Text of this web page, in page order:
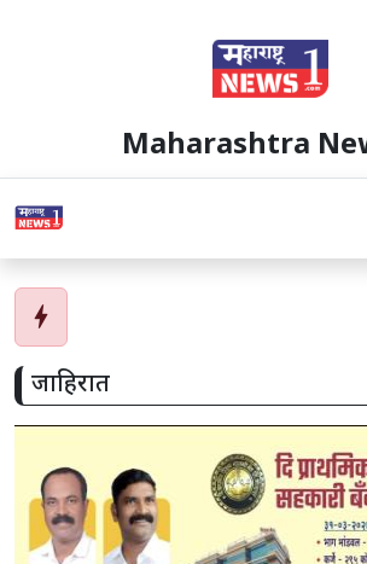
Maharashtra
bolt
जाहिरात